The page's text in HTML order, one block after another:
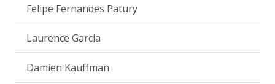
Felipe Fernandes Patury
Laurence Garcia
Damien Kauffman